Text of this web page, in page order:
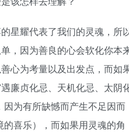
星耀代表了我们的灵魂，所
，因为善良的心会软化你本
心为考量以及出发点，而如
廉贞化忌、天机化忌、太阴
为有所缺憾而产生不足因而
喜乐），而如果用灵魂的角